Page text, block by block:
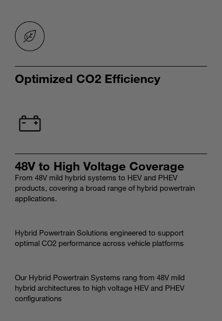
Optimized CO2 Efficiency
48V to High Voltage Coverage
From 48V mild hybrid systems to HEV and PHEV
products, covering a broad range of hybrid powertrain
applications.
Hybrid Powertrain Solutions engineered to support
optimal CO2 performance across vehicle platforms
Our Hybrid Powertrain Systems rang from 48V mild
hybrid architectures to high voltage HEV and PHEV
configurations